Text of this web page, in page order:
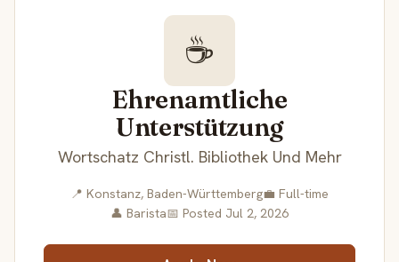
☕
Ehrenamtliche
Unterstützung
Wortschatz Christl. Bibliothek Und Mehr
📍 Konstanz, Baden-Württemberg💼 Full-time
👤 Barista📅 Posted Jul 2, 2026